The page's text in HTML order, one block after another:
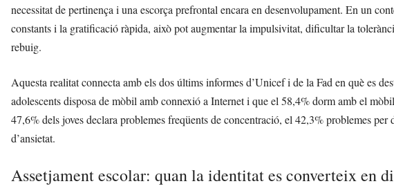
necessitat de pertinença i una escorça prefrontal encara en desenvolupament. En un
constants i la gratificació ràpida, això pot augmentar la impulsivitat, dificultar la
rebuig.
Aquesta realitat connecta amb els dos últims informes d’Unicef i de la Fad en què es
adolescents disposa de mòbil amb connexió a Internet i que el 58,4% dorm amb el
47,6% dels joves declara problemes freqüents de concentració, el 42,3% problemes per
d’ansietat.
Assetjament escolar: quan la identitat es converteix en